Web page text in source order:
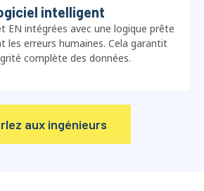
intelligent
EN intégrées avec une logique prête
les erreurs humaines. Cela garantit
complète des données.
aux ingénieurs